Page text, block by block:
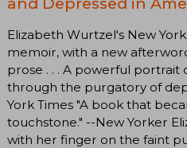
Elizabeth Wurtzel's New
memoir, with a new
prose . . . A powerful portrait
through the purgatory of
York Times "A book that
touchstone." --New Yorker
with her finger on the faint